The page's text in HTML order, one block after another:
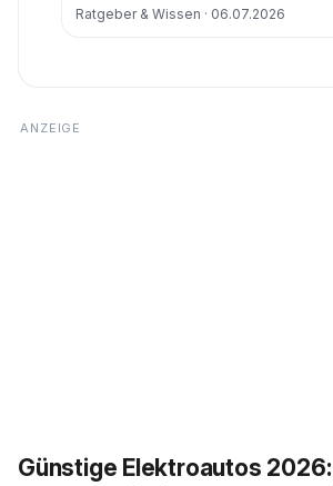
Ratgeber & Wissen · 06.07.2026
Günstige Elektroautos